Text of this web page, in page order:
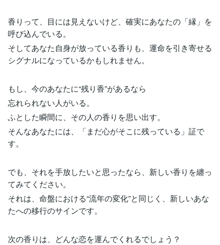
香りって、目には見えないけど、確実にあなたの「縁」を
呼び込んでいる。
そしてあなた自身が放っている香りも、運命を引き寄せる
シグナルになっているかもしれません。
もし、今のあなたに“残り香”があるなら
忘れられない人がいる。
ふとした瞬間に、その人の香りを思い出す。
そんなあなたには、「まだ心がそこに残っている」証で
す。
でも、それを手放したいと思ったなら、新しい香りを纏っ
てみてください。
それは、命盤における“流年の変化”と同じく、新しいあな
たへの移行のサインです。
次の香りは、どんな恋を運んでくれるでしょう？